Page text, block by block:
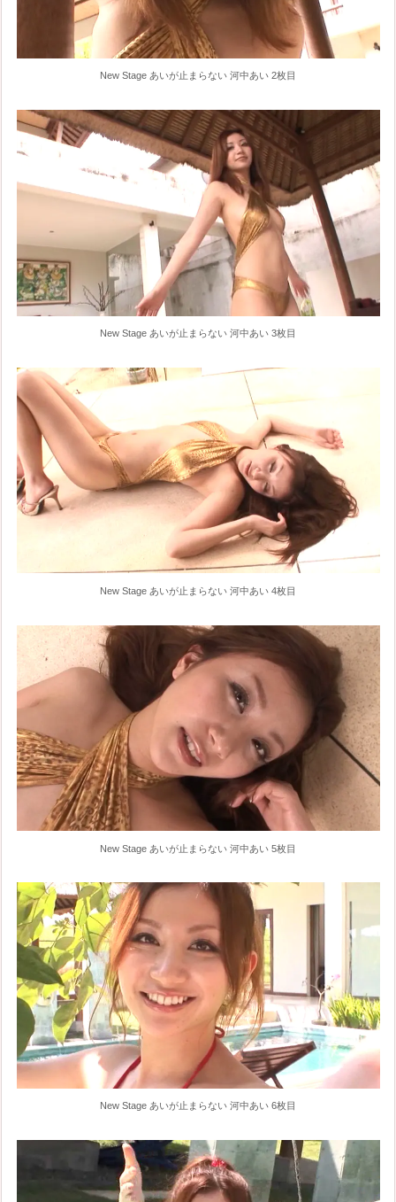
New Stage あいが止まらない 河中あい 2枚目
New Stage あいが止まらない 河中あい 3枚目
New Stage あいが止まらない 河中あい 4枚目
New Stage あいが止まらない 河中あい 5枚目
New Stage あいが止まらない 河中あい 6枚目